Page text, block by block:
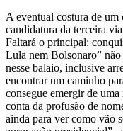
A eventual costura de um
candidatura da terceira
Faltará o principal:
Lula nem Bolsonaro”
nesse balaio, inclusive
encontrar um caminho
consegue emergir de
conta da profusão de
ainda para ver como vão